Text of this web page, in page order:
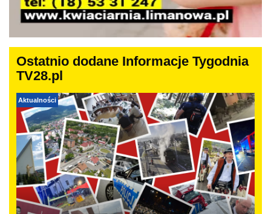
Ostatnio dodane Informacje Tygodnia
TV28.pl
Aktualności